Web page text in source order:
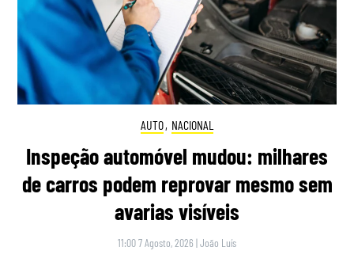
AUTO, NACIONAL
Inspeção automóvel mudou: milhares
de carros podem reprovar mesmo sem
avarias visíveis
11:00 7 Agosto, 2026 |João Luís